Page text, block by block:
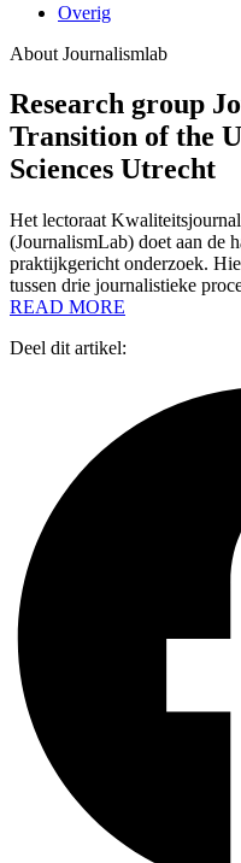
Overig
About Journalismlab
Research group
Transition of the
Sciences Utrecht
Het lectoraat
(JournalismLab) doet aan de
praktijkgericht onderzoek.
tussen drie journalistieke
READ MORE
Deel dit artikel: